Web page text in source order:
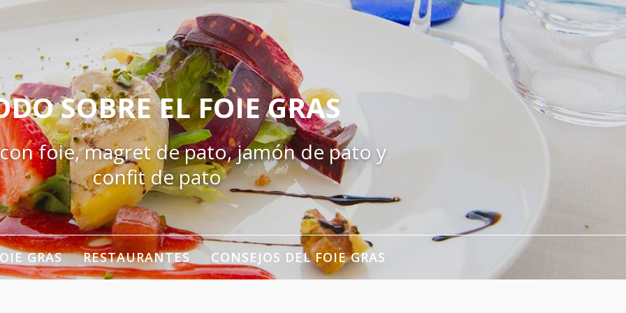
SOBRE EL FOIE GRAS
foie, magret de pato, jamón de pato y
confit de pato
GRAS RESTAURANTES CONSEJOS DEL FOIE GRAS